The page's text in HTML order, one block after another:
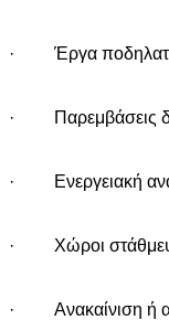
· Έργα
· Παρεμβάσεις
· Ενεργειακή
· Χώροι
· Ανακαίνιση ή